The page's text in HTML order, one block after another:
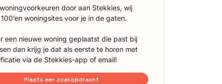
door aan Stekkies, wij
woningsites voor je in de gaten.
een nieuwe woning geplaatst die past bij
dan krijg je dat als eerste te horen met
via de Stekkies-app of email!
Plaats een zoekopdracht